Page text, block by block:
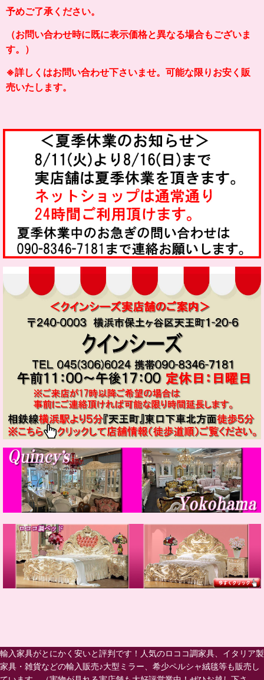
予めご了承ください。
（お問い合わせ時に既に表示価格と異なる場合もございま
す。）
※詳しくはお問い合わせ下さいませ。可能な限りお安く販
売いたします。
輸入家具がとにかく安いと評判です！人気のロココ調家具、イタリア製
家具・雑貨などの輸入販売♪大型ミラー、希少ペルシャ絨毯等も販売し